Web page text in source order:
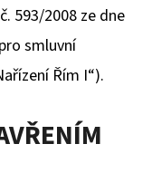
593/2008 ze dne
smluvní
Řím I“).